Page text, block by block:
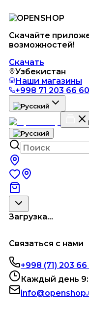
Скачайте
возможностей!
Скачать
Узбекистан
Наши магазины
+998 71 203 66 60
Загрузка...
Связаться с нами
+998 (71) 203 66
Каждый день